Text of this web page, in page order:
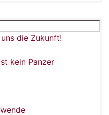
die Zukunft!
kein Panzer